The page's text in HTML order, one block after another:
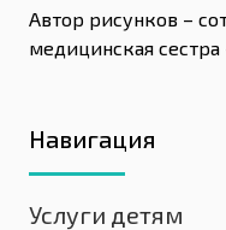
Автор рисунков –
медицинская
Навигация
Услуги детям